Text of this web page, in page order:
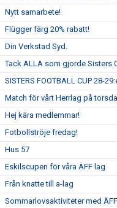
Nytt samarbete!
Flügger färg 20% rabatt!
Din Verkstad Syd.
Tack ALLA som gjorde Sisters
SISTERS FOOTBALL CUP 28-
Match för vårt Herrlag på
Hej kära medlemmar!
Fotbollströje fredag!
Hus 57
Eskilscupen för våra ÄFF lag
Från knatte till a-lag
Sommarlovsaktiviteter med ÄFF